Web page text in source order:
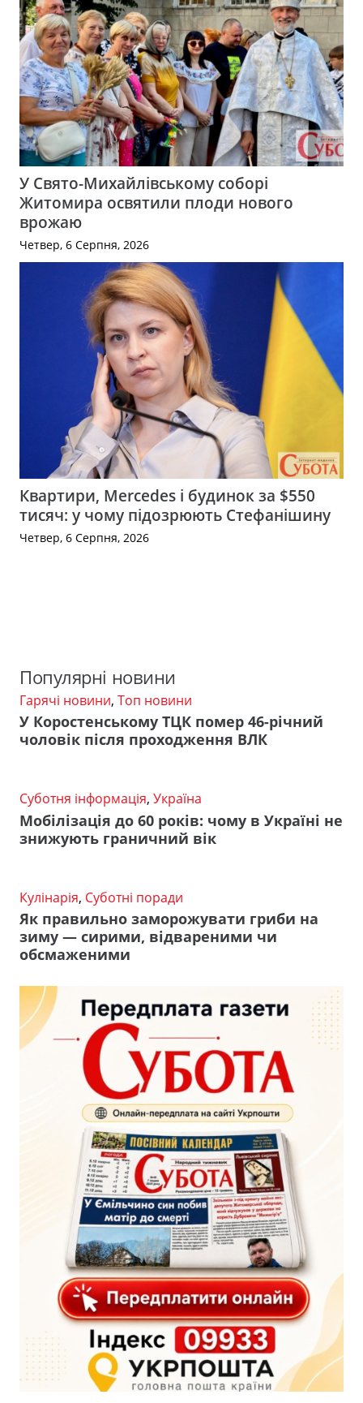
У Свято-Михайлівському соборі
Житомира освятили плоди нового
врожаю
Четвер, 6 Серпня, 2026
Квартири, Mercedes і будинок за $550
тисяч: у чому підозрюють Стефанішину
Четвер, 6 Серпня, 2026
Популярні новини
Гарячі новини, Топ новини
У Коростенському ТЦК помер 46-річний
чоловік після проходження ВЛК
Суботня інформація, Україна
Мобілізація до 60 років: чому в Україні не
знижують граничний вік
Кулінарія, Суботні поради
Як правильно заморожувати гриби на
зиму — сирими, відвареними чи
обсмаженими